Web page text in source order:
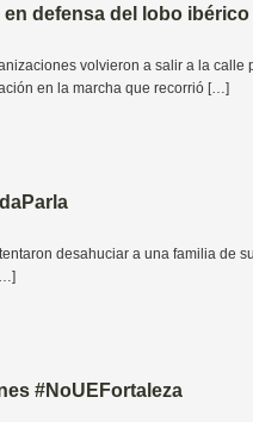
en defensa del lobo ibérico
volvieron a salir a la calle
en la marcha que recorrió […]
desahuciar a una familia de
#NoUEFortaleza